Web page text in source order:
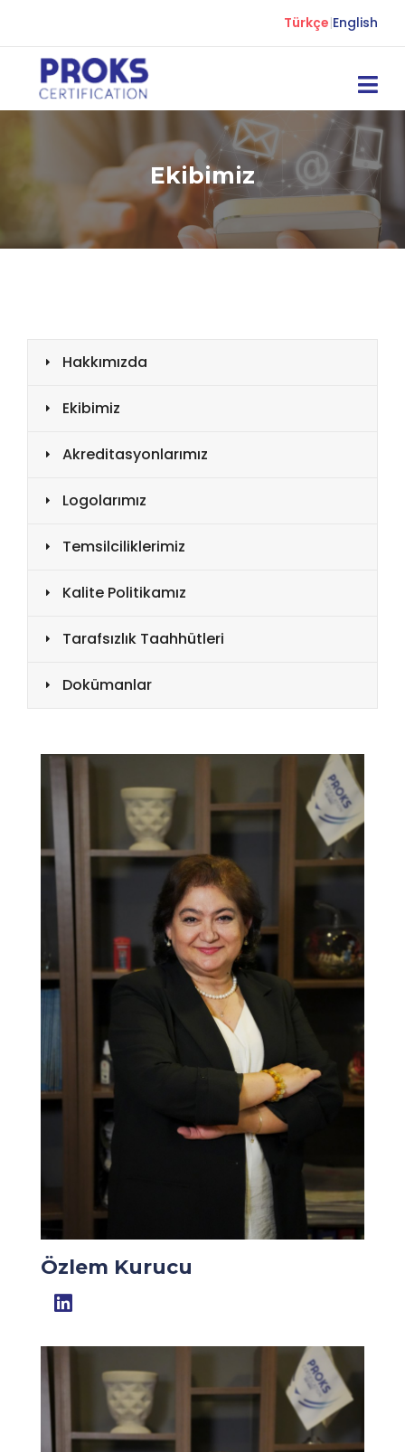
Türkçe|English
Ekibimiz
Hakkımızda
Ekibimiz
Akreditasyonlarımız
Logolarımız
Temsilciliklerimiz
Kalite Politikamız
Tarafsızlık Taahhütleri
Dokümanlar
Özlem Kurucu